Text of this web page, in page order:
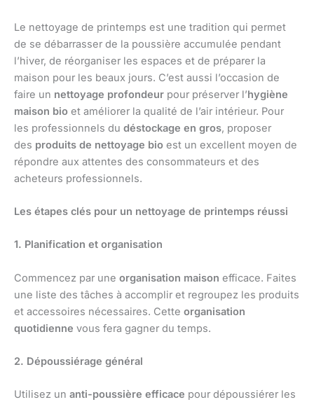
Le nettoyage de printemps est une tradition qui permet
de se débarrasser de la poussière accumulée pendant
l’hiver, de réorganiser les espaces et de préparer la
maison pour les beaux jours. C’est aussi l’occasion de
faire un nettoyage profondeur pour préserver l’hygiène
maison bio et améliorer la qualité de l’air intérieur. Pour
les professionnels du déstockage en gros, proposer
des produits de nettoyage bio est un excellent moyen de
répondre aux attentes des consommateurs et des
acheteurs professionnels.
Les étapes clés pour un nettoyage de printemps réussi
1. Planification et organisation
Commencez par une organisation maison efficace. Faites
une liste des tâches à accomplir et regroupez les produits
et accessoires nécessaires. Cette organisation
quotidienne vous fera gagner du temps.
2. Dépoussiérage général
Utilisez un anti-poussière efficace pour dépoussiérer les